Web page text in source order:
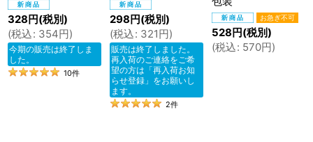
328 円(税別)
(税込: 354円)
今期の販売は終了しま
した。
10件
298 円(税別)
(税込: 321円)
販売は終了しました。
再入荷のご連絡をご希
望の方は「再入荷お知
らせ登録」をお願いし
ます。
2件
528 円(税別)
(税込: 570円)